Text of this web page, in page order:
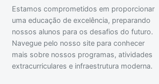
Estamos comprometidos em proporcionar
uma educação de excelência, preparando
nossos alunos para os desafios do futuro.
Navegue pelo nosso site para conhecer
mais sobre nossos programas, atividades
extracurriculares e infraestrutura moderna.